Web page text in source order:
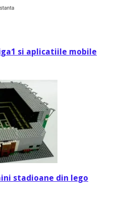
si aplicatiile mobile
stadioane din lego